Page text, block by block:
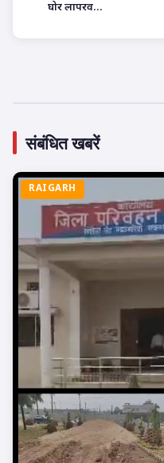
घोर लापरव...
संबंधित खबरें
RAIGARH